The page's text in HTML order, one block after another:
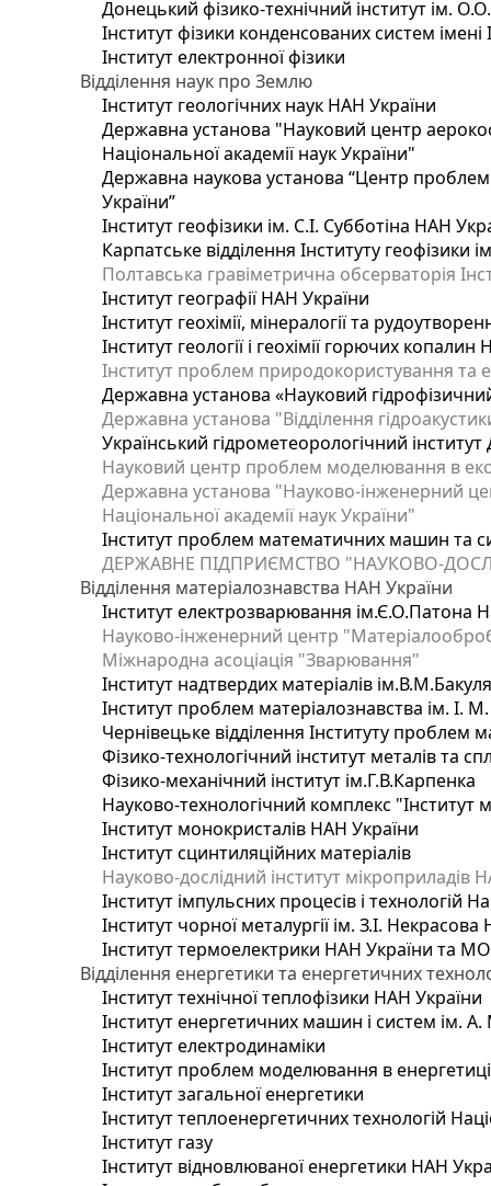
Донецький фізико-технічний інститут ім.
Інститут фізики конденсованих систем
Інститут електронної фізики
Відділення наук про Землю
Інститут геологічних наук НАН України
Державна установа "Науковий центр
Національної академії наук України"
Державна наукова установа “Центр проблем
України”
Інститут геофізики ім. С.І. Субботіна НАН
Карпатське відділення Інституту геофізики
Полтавська гравіметрична обсерваторія
Інститут географії НАН України
Інститут геохімії, мінералогії та
Інститут геології і геохімії горючих
Інститут проблем природокористування та
Державна установа «Науковий
Державна установа "Відділення
Український гідрометеорологічний
Науковий центр проблем моделювання в
Державна установа "Науково-інженерний
Національної академії наук України"
Інститут проблем математичних машин та
ДЕРЖАВНЕ ПІДПРИЄМСТВО "НАУКОВО-
Відділення матеріалознавства НАН України
Інститут електрозварювання ім.Є.О.Патона
Науково-інженерний центр
Міжнародна асоціація "Зварювання"
Інститут надтвердих матеріалів
Інститут проблем матеріалознавства ім. І.
Чернівецьке відділення Інституту проблем
Фізико-технологічний інститут металів та
Фізико-механічний інститут ім.Г.В.Карпенка
Науково-технологічний комплекс "Інститут
Інститут монокристалів НАН України
Інститут сцинтиляційних матеріалів
Науково-дослідний інститут мікроприладів
Інститут імпульсних процесів і технологій
Інститут чорної металургії ім. З.І.
Інститут термоелектрики НАН України та
Відділення енергетики та енергетичних
Інститут технічної теплофізики НАН України
Інститут енергетичних машин і систем ім.
Інститут електродинаміки
Інститут проблем моделювання в
Інститут загальної енергетики
Інститут теплоенергетичних технологій
Інститут газу
Інститут відновлюваної енергетики НАН